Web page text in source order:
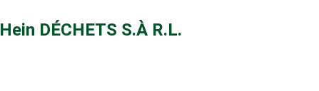
Hein DÉCHETS S.À R.L.